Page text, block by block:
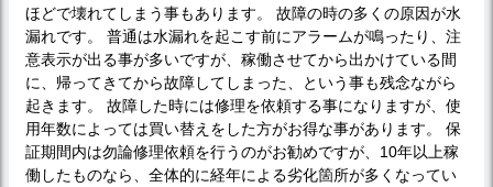
ほどで壊れてしまう事もあります。 故障の時の多くの原因が水
漏れです。 普通は水漏れを起こす前にアラームが鳴ったり、注
意表示が出る事が多いですが、稼働させてから出かけている間
に、帰ってきてから故障してしまった、という事も残念ながら
起きます。 故障した時には修理を依頼する事になりますが、使
用年数によっては買い替えをした方がお得な事があります。 保
証期間内は勿論修理依頼を行うのがお勧めですが、10年以上稼
働したものなら、全体的に経年による劣化箇所が多くなってい